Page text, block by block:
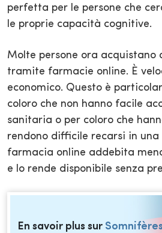
perfetta per le persone che
le proprie capacità cognitive.
Molte persone ora
tramite farmacie online. È
economico. Questo è
coloro che non hanno facile
sanitaria o per coloro che
rendono difficile recarsi in
farmacia online addebita
e lo rende disponibile senza
En savoir plus sur Somnifères